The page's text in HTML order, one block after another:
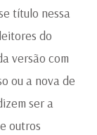
título nessa
do
versão com
ou a nova de
ser a
outros